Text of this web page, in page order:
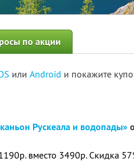
по акции
или Android и покажите
Рускеала и водопады»
вместо 3490р. Скидка